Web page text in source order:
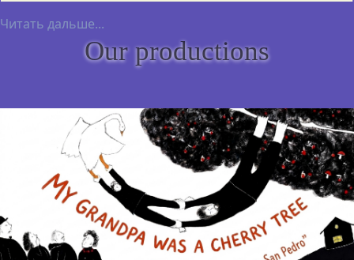
Читать дальше...
Our productions